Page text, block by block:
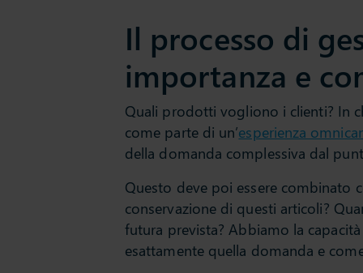
Il processo di
importanza e
Quali prodotti vogliono i clienti? In
come parte di un’esperienza
della domanda complessiva dal
Questo deve poi essere combinato
conservazione di questi articoli?
futura prevista? Abbiamo la
esattamente quella domanda e